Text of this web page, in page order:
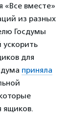
«Все вместе»
из разных
Госдумы
ускорить
для
приняла
ящиков.